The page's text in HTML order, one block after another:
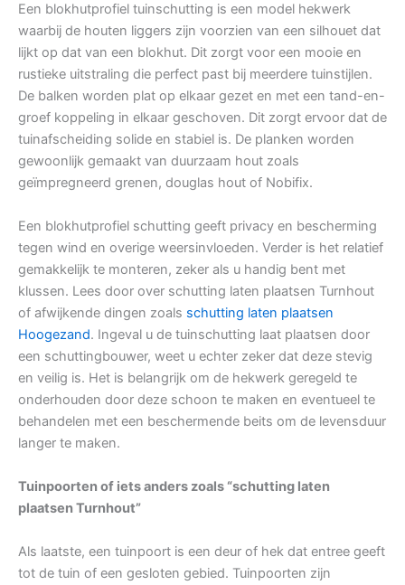
Een blokhutprofiel tuinschutting is een model hekwerk
waarbij de houten liggers zijn voorzien van een silhouet dat
lijkt op dat van een blokhut. Dit zorgt voor een mooie en
rustieke uitstraling die perfect past bij meerdere tuinstijlen.
De balken worden plat op elkaar gezet en met een tand-en-
groef koppeling in elkaar geschoven. Dit zorgt ervoor dat de
tuinafscheiding solide en stabiel is. De planken worden
gewoonlijk gemaakt van duurzaam hout zoals
geïmpregneerd grenen, douglas hout of Nobifix.
Een blokhutprofiel schutting geeft privacy en bescherming
tegen wind en overige weersinvloeden. Verder is het relatief
gemakkelijk te monteren, zeker als u handig bent met
klussen. Lees door over schutting laten plaatsen Turnhout
of afwijkende dingen zoals schutting laten plaatsen
Hoogezand. Ingeval u de tuinschutting laat plaatsen door
een schuttingbouwer, weet u echter zeker dat deze stevig
en veilig is. Het is belangrijk om de hekwerk geregeld te
onderhouden door deze schoon te maken en eventueel te
behandelen met een beschermende beits om de levensduur
langer te maken.
Tuinpoorten of iets anders zoals “schutting laten
plaatsen Turnhout”
Als laatste, een tuinpoort is een deur of hek dat entree geeft
tot de tuin of een gesloten gebied. Tuinpoorten zijn